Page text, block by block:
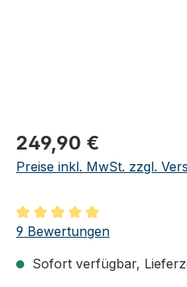
Regulärer Preis:
249,90 €
Preise inkl. MwSt. zzgl.
Durchschnittliche
9 Bewertungen
Sofort verfügbar,